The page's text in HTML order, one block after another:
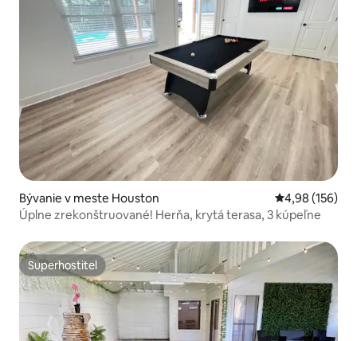
Bývanie v meste Houston Priemerné
4,98 (156)
Úplne zrekonštruované! Herňa, krytá terasa, 3 kúpeľne
Superhostiteľ
Superhostiteľ